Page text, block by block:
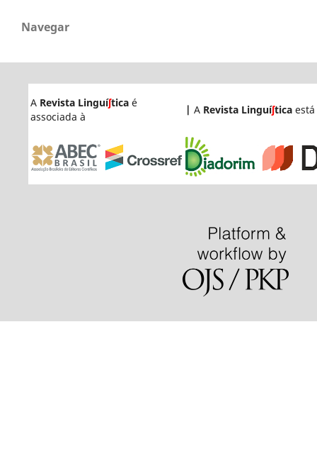
Navegar
A Revista Linguíʃticaé
associada à
| A Revista Linguíʃticaestá